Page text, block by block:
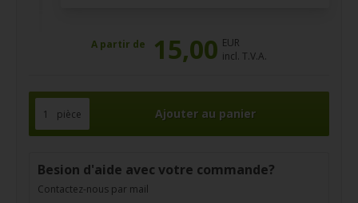
A partir de 15,00 EUR
incl. T.V.A.
pièce
Besion d'aide avec votre commande?
Contactez-nous par mail